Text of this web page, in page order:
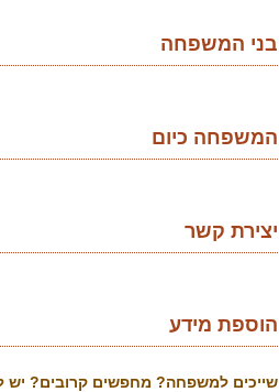
בני המשפחה
המשפחה כיום
יצירת קשר
הוספת מידע
שייכים למשפחה? מחפשים קרובים? יש